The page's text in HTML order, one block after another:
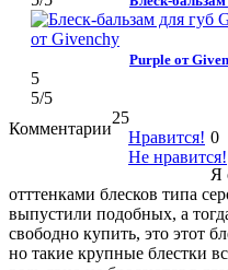
Purple от
5
5/5
Комментарии
25
Нравится!
Не нравится!
0
Я
отттенками блесков типа
выпустили подобных, а
свободно купить, это этот
но такие крупные блестки